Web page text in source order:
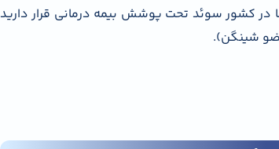
کشور سوئد تحت پوشش بیمه درمانی قرار دارید